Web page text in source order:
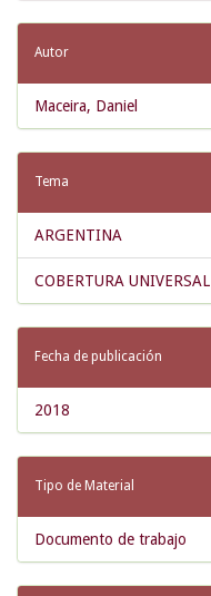
Autor
Maceira, Daniel
Tema
ARGENTINA
COBERTURA UNIVERSAL
Fecha de publicación
2018
Tipo de Material
Documento de trabajo